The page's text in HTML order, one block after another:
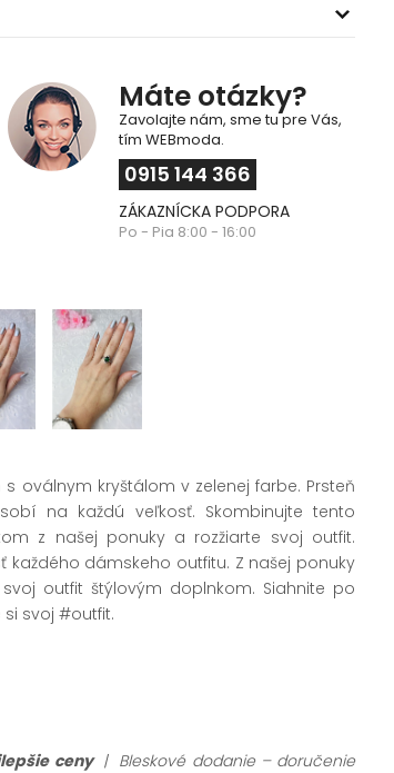
Máte otázky?
Zavolajte nám, sme tu pre Vás,
tím WEBmoda.
0915 144 366
ZÁKAZNÍCKA PODPORA
Po - Pia 8:00 - 16:00
oválnym kryštálom v zelenej farbe. Prsteň
na každú veľkosť. Skombinujte tento
z našej ponuky a rozžiarte svoj outfit.
každého dámskeho outfitu. Z našej ponuky
outfit štýlovým doplnkom. Siahnite po
svoj #outfit.
ceny | Bleskové dodanie – doručenie